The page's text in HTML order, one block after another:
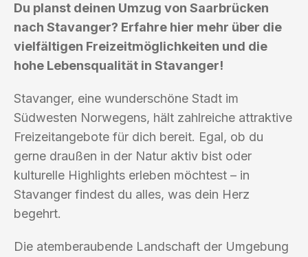
Du planst deinen Umzug von Saarbrücken
nach Stavanger? Erfahre hier mehr über die
vielfältigen Freizeitmöglichkeiten und die
hohe Lebensqualität in Stavanger!
Stavanger, eine wunderschöne Stadt im
Südwesten Norwegens, hält zahlreiche attraktive
Freizeitangebote für dich bereit. Egal, ob du
gerne draußen in der Natur aktiv bist oder
kulturelle Highlights erleben möchtest – in
Stavanger findest du alles, was dein Herz
begehrt.
Die atemberaubende Landschaft der Umgebung